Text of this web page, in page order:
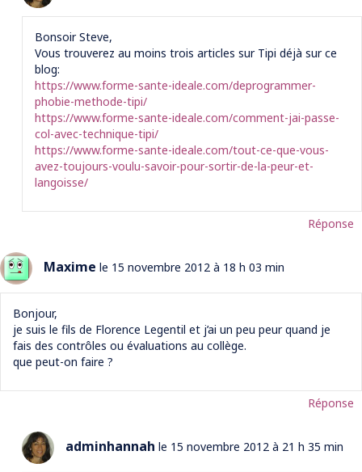
Bonsoir Steve,
Vous trouverez au moins trois articles sur Tipi déjà sur ce
blog:
https://www.forme-sante-ideale.com/deprogrammer-
phobie-methode-tipi/
https://www.forme-sante-ideale.com/comment-jai-passe-
col-avec-technique-tipi/
https://www.forme-sante-ideale.com/tout-ce-que-vous-
avez-toujours-voulu-savoir-pour-sortir-de-la-peur-et-
langoisse/
Réponse
Maxime le 15 novembre 2012 à 18 h 03 min
Bonjour,
je suis le fils de Florence Legentil et j’ai un peu peur quand je
fais des contrôles ou évaluations au collège.
que peut-on faire ?
Réponse
adminhannah le 15 novembre 2012 à 21 h 35 min